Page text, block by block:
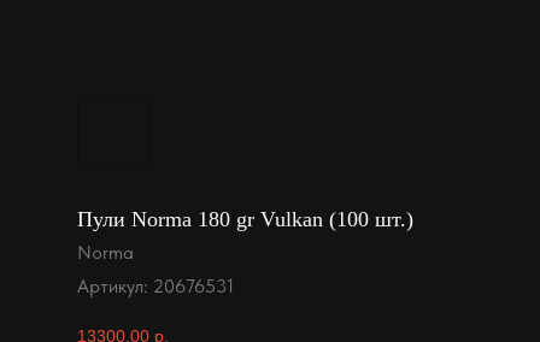
Пули Norma 180 gr Vulkan (100 шт.)
Norma
Артикул: 20676531
13300,00 р.